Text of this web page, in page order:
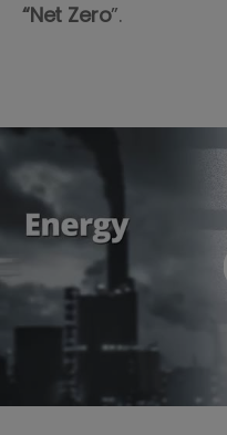
“Net Zero”.